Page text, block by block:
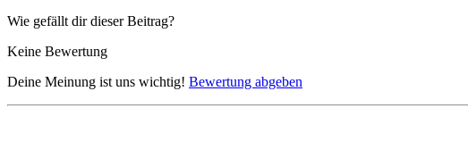
Wie gefällt dir dieser Beitrag?
Keine Bewertung
Deine Meinung ist uns wichtig! Bewertung abgeben